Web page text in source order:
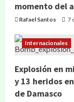
momento del
Rafael Santos 7
Internacionales
Explosión en
y 13 heridos
de Damasco